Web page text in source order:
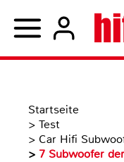
Startseite
> Test
> Car Hifi
> 7 Subwoofer